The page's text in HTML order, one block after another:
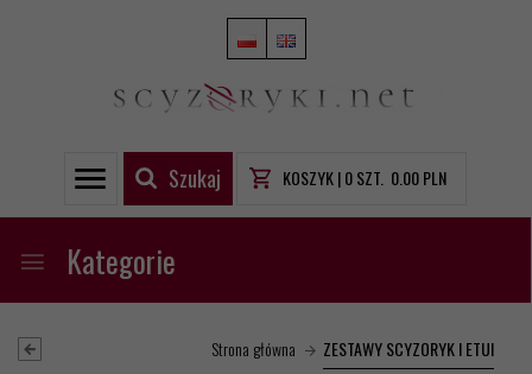
Szukaj KOSZYK |0SZT. 0.00PLN
Kategorie
Strona główna ZESTAWY SCYZORYK I ETUI